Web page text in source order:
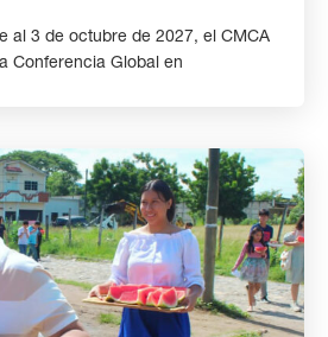
al 3 de octubre de 2027, el CMCA
Conferencia Global en